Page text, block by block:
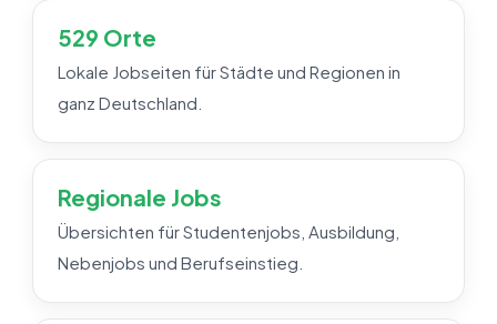
529 Orte
Lokale Jobseiten für Städte und Regionen in
ganz Deutschland.
Regionale Jobs
Übersichten für Studentenjobs, Ausbildung,
Nebenjobs und Berufseinstieg.